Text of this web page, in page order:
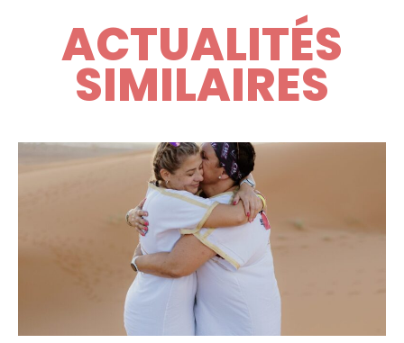
ACTUALITÉS
SIMILAIRES